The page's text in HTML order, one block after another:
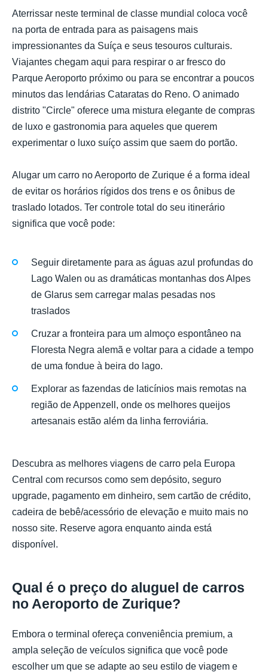
Aterrissar neste terminal de classe mundial coloca você
na porta de entrada para as paisagens mais
impressionantes da Suíça e seus tesouros culturais.
Viajantes chegam aqui para respirar o ar fresco do
Parque Aeroporto próximo ou para se encontrar a poucos
minutos das lendárias Cataratas do Reno. O animado
distrito "Circle" oferece uma mistura elegante de compras
de luxo e gastronomia para aqueles que querem
experimentar o luxo suíço assim que saem do portão.
Alugar um carro no Aeroporto de Zurique é a forma ideal
de evitar os horários rígidos dos trens e os ônibus de
traslado lotados. Ter controle total do seu itinerário
significa que você pode:
Seguir diretamente para as águas azul profundas do
Lago Walen ou as dramáticas montanhas dos Alpes
de Glarus sem carregar malas pesadas nos
traslados
Cruzar a fronteira para um almoço espontâneo na
Floresta Negra alemã e voltar para a cidade a tempo
de uma fondue à beira do lago.
Explorar as fazendas de laticínios mais remotas na
região de Appenzell, onde os melhores queijos
artesanais estão além da linha ferroviária.
Descubra as melhores viagens de carro pela Europa
Central com recursos como sem depósito, seguro
upgrade, pagamento em dinheiro, sem cartão de crédito,
cadeira de bebê/acessório de elevação e muito mais no
nosso site. Reserve agora enquanto ainda está
disponível.
Qual é o preço do aluguel de carros
no Aeroporto de Zurique?
Embora o terminal ofereça conveniência premium, a
ampla seleção de veículos significa que você pode
escolher um que se adapte ao seu estilo de viagem e